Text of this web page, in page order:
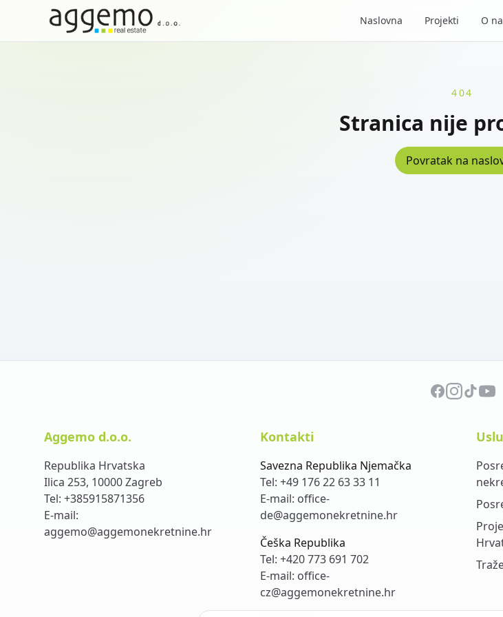
Naslovna Projekti O
404
Stranica nije
Povratak na
Aggemo d.o.o.
Republika Hrvatska
Ilica 253, 10000 Zagreb
Tel: +385915871356
E-mail:
aggemo@aggemonekretnine.hr
Kontakti
Savezna Republika Njemačka
Tel: +49 176 22 63 33 11
E-mail: office-
de@aggemonekretnine.hr
Češka Republika
Tel: +420 773 691 702
E-mail: office-
cz@aggemonekretnine.hr